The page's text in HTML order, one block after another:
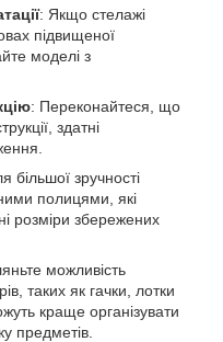
: Якщо стелажі
підвищеної
моделі з
: Переконайтеся, що
здатні
більшої зручності
полицями, які
розміри збережених
можливість
таких як гачки, лотки
краще організувати
предметів.